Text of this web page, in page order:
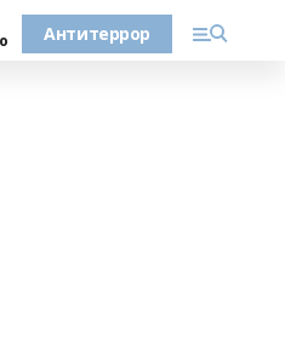
Антитеррор